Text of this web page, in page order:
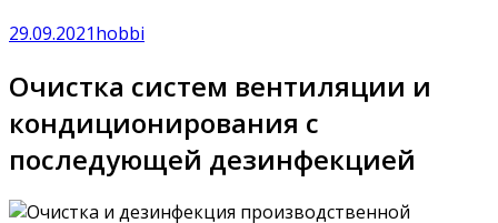
29.09.2021hobbi
Очистка систем вентиляции и
кондиционирования с
последующей дезинфекцией